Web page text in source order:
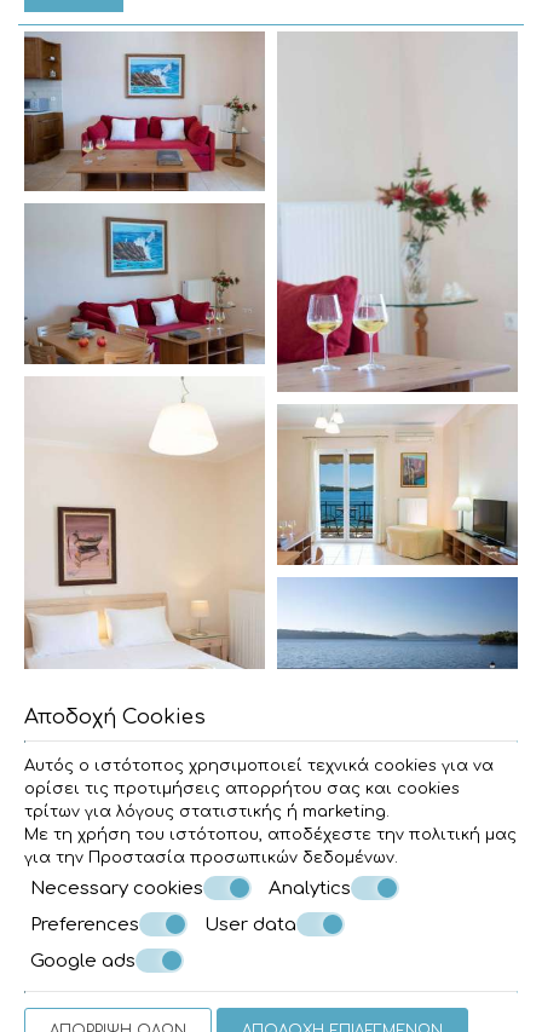
Αποδοχή Cookies
Αυτός ο ιστότοπος χρησιμοποιεί τεχνικά cookies για να
ορίσει τις προτιμήσεις απορρήτου σας και cookies
τρίτων για λόγους στατιστικής ή marketing.
Με τη χρήση του ιστότοπου, αποδέχεστε την πολιτική μας
για την Προστασία προσωπικών δεδομένων.
Necessary cookies
Analytics
Preferences
User data
Google ads